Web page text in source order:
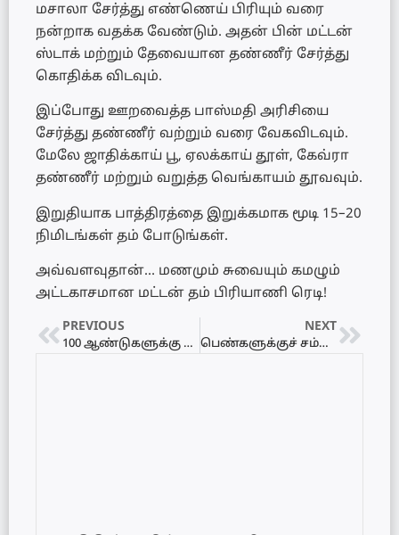
மசாலா சேர்த்து எண்ணெய் பிரியும் வரை
நன்றாக வதக்க வேண்டும். அதன் பின் மட்டன்
ஸ்டாக் மற்றும் தேவையான தண்ணீர் சேர்த்து
கொதிக்க விடவும்.
இப்போது ஊறவைத்த பாஸ்மதி அரிசியை
சேர்த்து தண்ணீர் வற்றும் வரை வேகவிடவும்.
மேலே ஜாதிக்காய் பூ, ஏலக்காய் தூள், கேவ்ரா
தண்ணீர் மற்றும் வறுத்த வெங்காயம் தூவவும்.
இறுதியாக பாத்திரத்தை இறுக்கமாக மூடி 15–20
நிமிடங்கள் தம் போடுங்கள்.
அவ்வளவுதான்… மணமும் சுவையும் கமழும்
அட்டகாசமான மட்டன் தம் பிரியாணி ரெடி!
PREVIOUS
100 ஆண்டுகளுக்கு பின் உருவாகும் ஆபத்தான ‘சூல யோகம்’! இந்த 5 ராசிக்காரர்களுக்குக் காத்திருக்கும் பேராபத்து
NEXT
பெண்களுக்குச் சம்பளத்துடனான மாதவிடாய் விடுமுறை!